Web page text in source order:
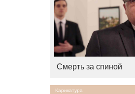
Смерть за спиной
Карикатура